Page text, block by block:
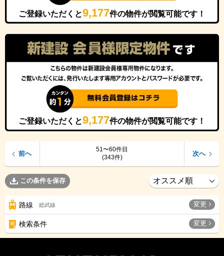
ご登録いただくと9,177件の物件が閲覧可能です！
ご登録いただくと9,177件の物件が閲覧可能です！
51〜60件目
(343件)
前へ 次へ
この条件を保存
路線 総武線 変更
検索条件 変更